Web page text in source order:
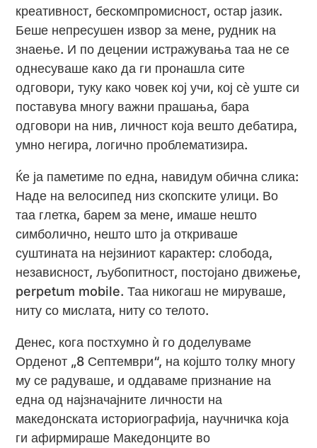
креативност, бескомпромисност, остар јазик.
Беше непресушен извор за мене, рудник на
знаење. И по децении истражувања таа не се
однесуваше како да ги пронашла сите
одговори, туку како човек кој учи, кој сѐ уште си
поставува многу важни прашања, бара
одговори на нив, личност која вешто дебатира,
умно негира, логично проблематизира.
Ќе ја паметиме по една, навидум обична слика:
Наде на велосипед низ скопските улици. Во
таа глетка, барем за мене, имаше нешто
симболично, нешто што ја откриваше
суштината на нејзиниот карактер: слобода,
независност, љубопитност, постојано движење,
perpetum mobile. Таа никогаш не мируваше,
ниту со мислата, ниту со телото.
Денес, кога постхумно ѝ го доделуваме
Орденот „8 Септември“, на којшто толку многу
му се радуваше, и оддаваме признание на
една од најзначајните личности на
македонската историографија, научничка која
ги афирмираше Македонците во